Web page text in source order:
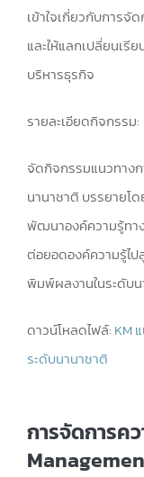
เข้าใจเกี่ยวกับการจั
และให้แลกเปลี่ยนเรี
บริหารธุรกิจ
รายละเอียดกิจกรรม:
จัดกิจกรรมแนวทาง
นานาชาติ บรรยายโ
พัฒนาองค์ความรู้ทา
ต่อยอดองค์ความรู้ไ
พิมพ์ผลงานในระดับน
ดาวน์โหลดไฟล์: KM
ระดับนานาชาติ
การจัดการค